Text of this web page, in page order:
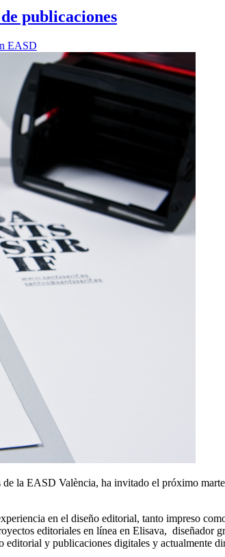
publicaciones
EASD
la EASD València, ha invitado el próximo
en el diseño editorial, tanto impreso
editoriales en línea en Elisava,
editorial y publicaciones digitales y actualmente